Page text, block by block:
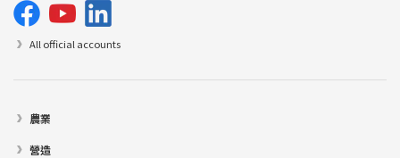
All official accounts
農業
營造